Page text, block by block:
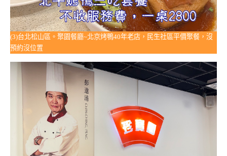
(3)台北松山區。聚園餐廳~北京烤鴨40年老店，民生社區平價聚餐，沒
預約沒位置